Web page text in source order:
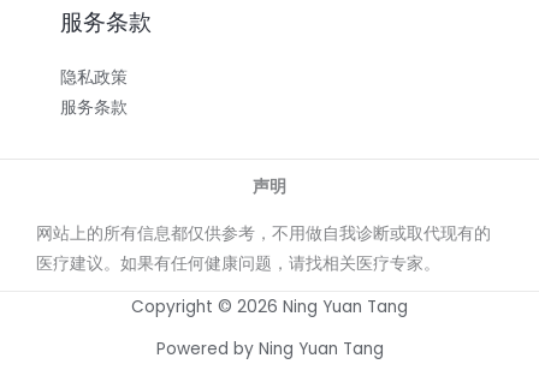
服务条款
隐私政策
服务条款
声明
网站上的所有信息都仅供参考，不用做自我诊断或取代现有的
医疗建议。如果有任何健康问题，请找相关医疗专家。
Copyright © 2026 Ning Yuan Tang
Powered by Ning Yuan Tang